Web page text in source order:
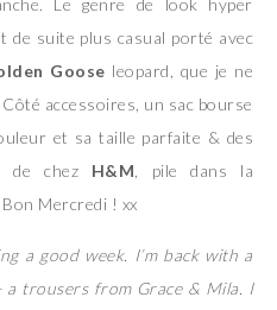
Le genre de look hyper
de suite plus casual porté avec
Goose leopard, que je ne
accessoires, un sac bourse
et sa taille parfaite & des
de chez H&M , pile dans la
Mercredi ! xx
a good week. I’m back with a
trousers from Grace & Mila. I